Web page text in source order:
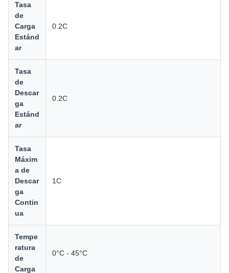
Tasa
de
Carga
Estánd
ar
0.2C
Tasa
de
Descar
ga
Estánd
ar
0.2C
Tasa
Máxim
a de
Descar
ga
Contin
ua
1C
Tempe
ratura
de
Carga
0°C - 45°C